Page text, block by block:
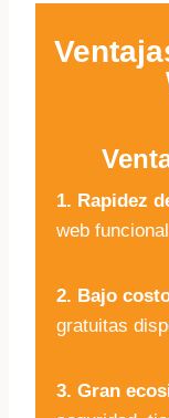
1. Rapidez
web
2. Bajo
gratuitas
3. Gran